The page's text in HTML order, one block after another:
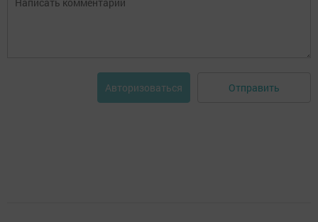
Авторизоваться Отправить